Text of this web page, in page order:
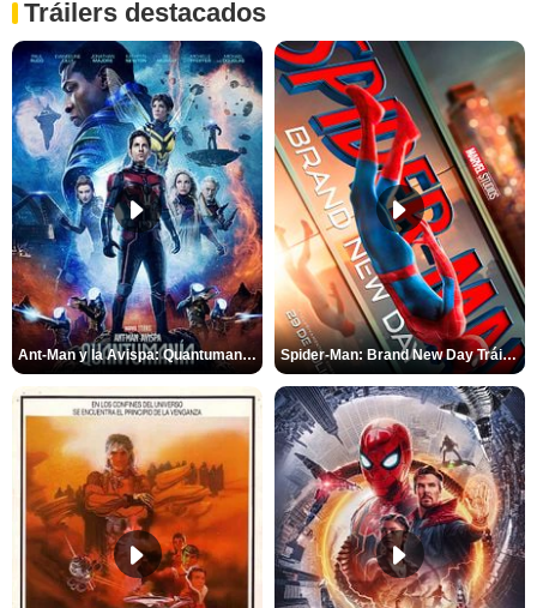
Tráilers destacados
Ant-Man y la Avispa: Quantumanía Tráiler (2) Spider-Man: Brand New Day Tráiler (3)